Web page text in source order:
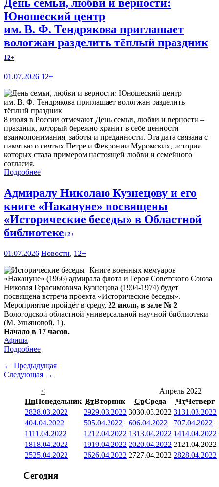
День семьи, любви и верности:
Юношеский центр
им. В. Ф. Тендрякова приглашает
вологжан разделить тёплый праздник
12+
01.07.2026 12+
8 июля в России отмечают День семьи, любви и верности –
праздник, который бережно хранит в себе ценности
взаимопонимания, заботы и преданности. Эта дата связана с
памятью о святых Петре и Февронии Муромских, история
которых стала примером настоящей любви и семейного
согласия.
Подробнее
Адмиралу Николаю Кузнецову и его
книге «Накануне» посвящены
«Исторические беседы» в Областной
библиотеке12+
01.07.2026 Новости, 12+
Книге военных мемуаров
«Накануне» (1966) адмирала флота и Героя Советского Союза
Николая Герасимовича Кузнецова (1904-1974) будет
посвящена встреча проекта «Исторические беседы».
Мероприятие пройдёт в среду, 22 июля, в зале № 2
Вологодской областной универсальной научной библиотеки
(М. Ульяновой, 1).
Начало в 17 часов.
Афиша
Подробнее
← Предыдущая
Следующая →
<
Апрель 2022
ПнПонедельник ВтВторник СрСреда ЧтЧетверг
2828.03.2022 2929.03.2022 3030.03.2022 3131.03.2022
404.04.2022 505.04.2022 606.04.2022 707.04.2022
1111.04.2022 1212.04.2022 1313.04.2022 1414.04.2022
1818.04.2022 1919.04.2022 2020.04.2022 21 21.04.2022
2525.04.2022 2626.04.2022 2727.04.2022 2828.04.2022
Сегодня